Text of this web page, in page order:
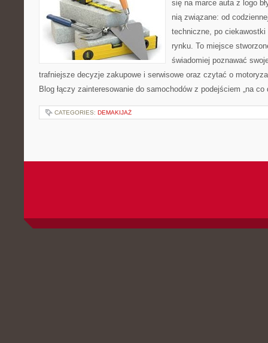
się na marce auta z logo
nią związane: od
techniczne, po
rynku. To miejsce
świadomiej poznawać
trafniejsze decyzje zakupowe i serwisowe oraz czytać o
Blog łączy zainteresowanie do samochodów z podejściem „na
CATEGORIES: DEMAKIJAŻ